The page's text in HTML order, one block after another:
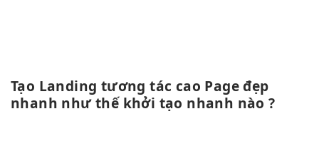
Tạo Landing tương tác cao Page đẹp
nhanh như thế khởi tạo nhanh nào ?